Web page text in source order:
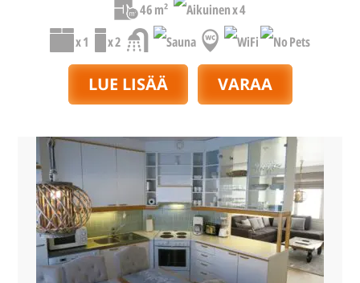
46 m²
x 4
x 1
x 2
LUE LISÄÄ VARAA